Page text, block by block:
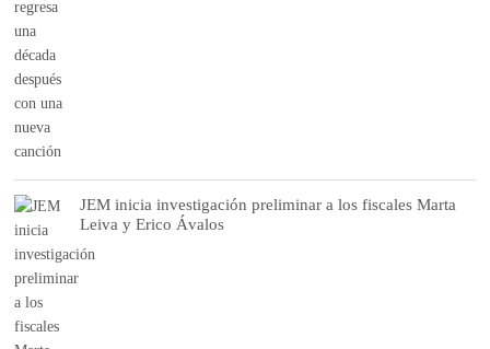
JEM inicia investigación preliminar a los fiscales Marta
Leiva y Erico Ávalos